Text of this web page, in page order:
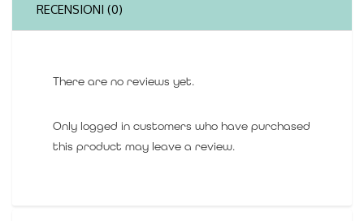
RECENSIONI (0)
There are no reviews yet.
Only logged in customers who have purchased
this product may leave a review.